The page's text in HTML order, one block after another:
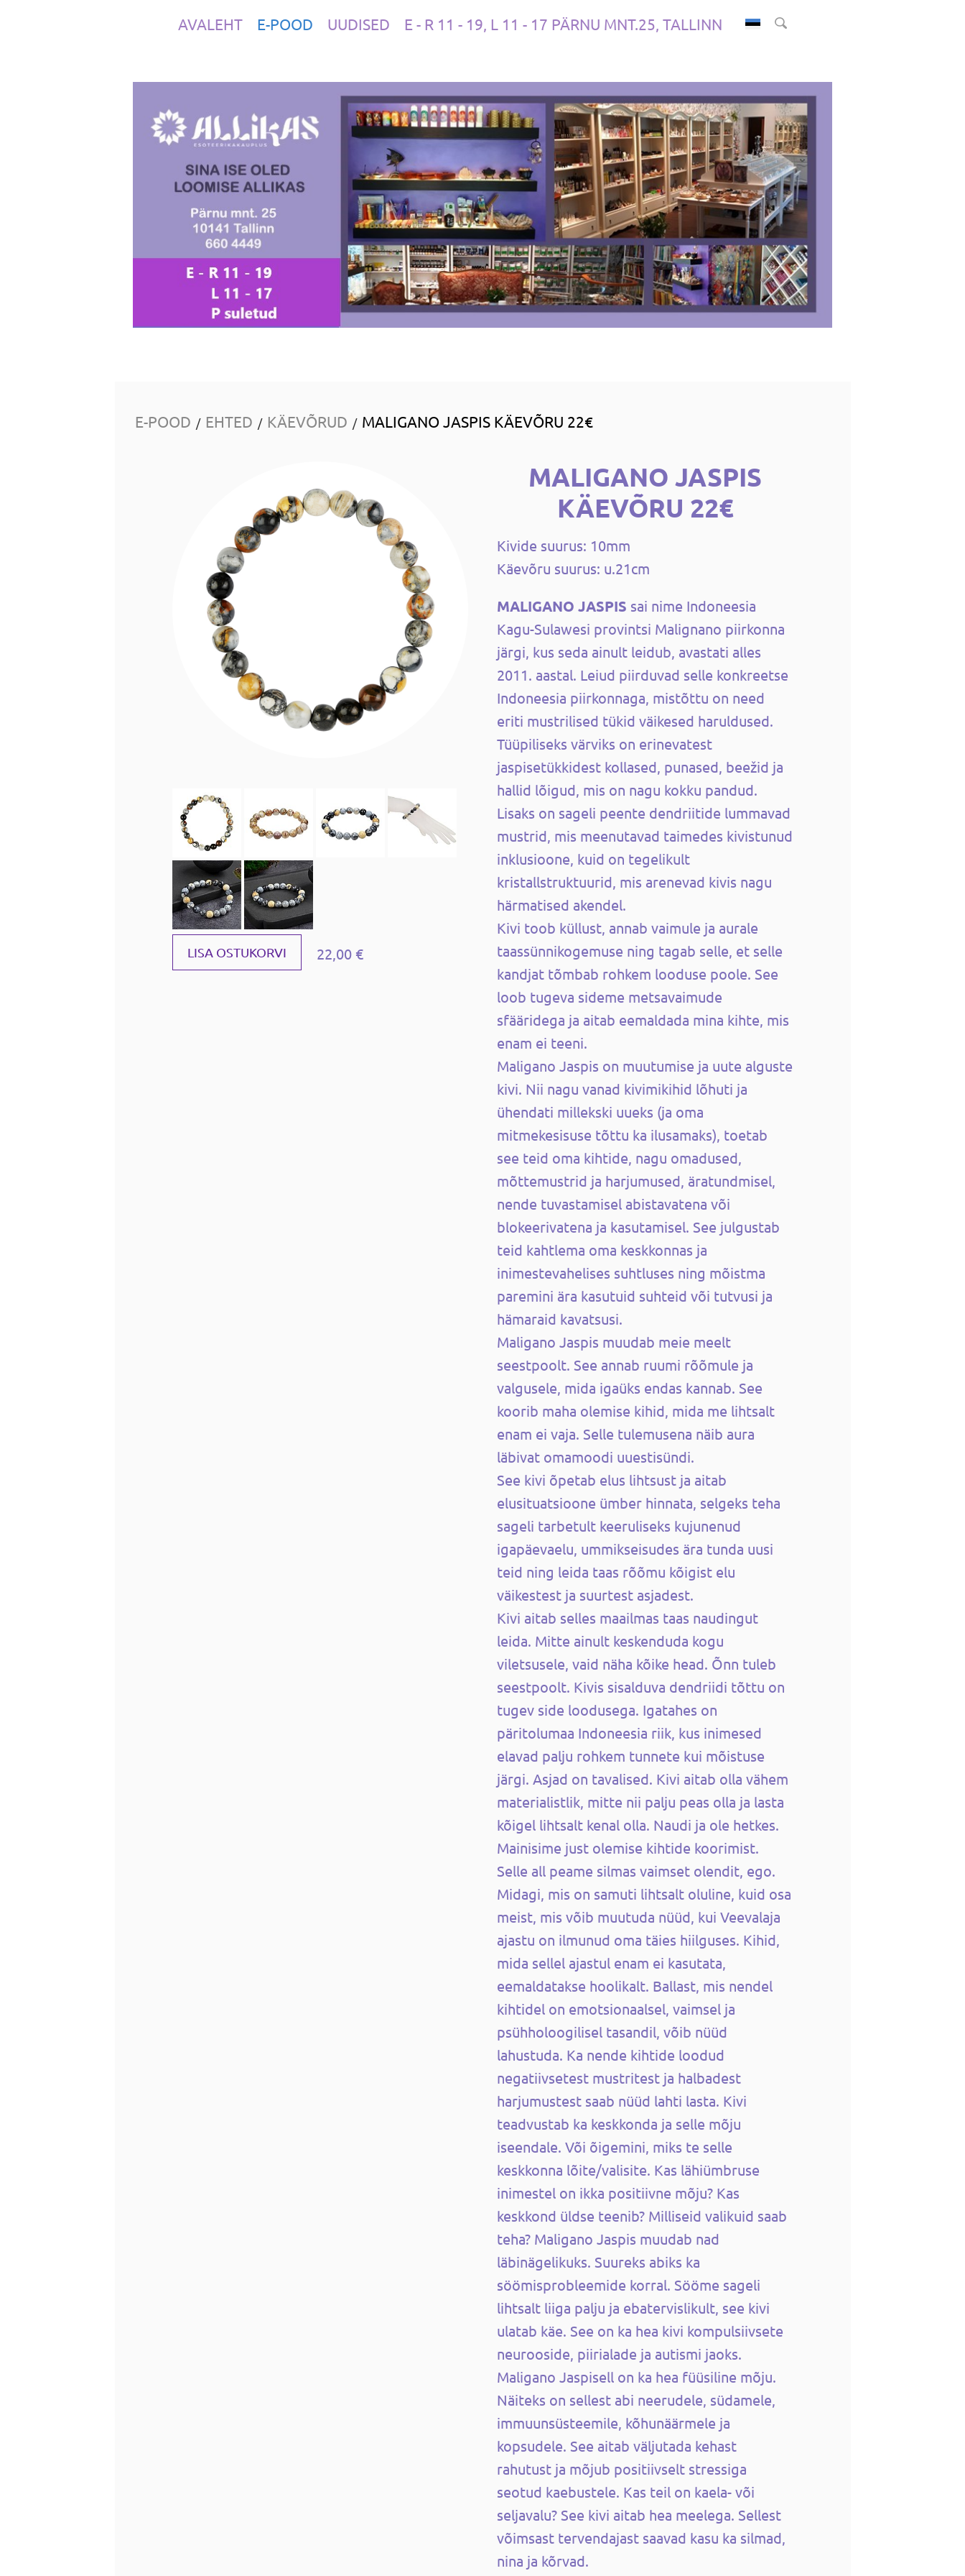
AVALEHT E-POOD UUDISED E - R 11 - 19, L 11 - 17 PÄRNU MNT.25, TALLINN
E-POOD / EHTED / KÄEVÕRUD / MALIGANO JASPIS KÄEVÕRU 22€
LISA OSTUKORVI 22,00 €
MALIGANO JASPIS
KÄEVÕRU 22€
Kivide suurus: 10mm
Käevõru suurus: u.21cm
MALIGANO JASPIS sai nime Indoneesia
Kagu-Sulawesi provintsi Malignano piirkonna
järgi, kus seda ainult leidub, avastati alles
2011. aastal. Leiud piirduvad selle konkreetse
Indoneesia piirkonnaga, mistõttu on need
eriti mustrilised tükid väikesed haruldused.
Tüüpiliseks värviks on erinevatest
jaspisetükkidest kollased, punased, beežid ja
hallid lõigud, mis on nagu kokku pandud.
Lisaks on sageli peente dendriitide lummavad
mustrid, mis meenutavad taimedes kivistunud
inklusioone, kuid on tegelikult
kristallstruktuurid, mis arenevad kivis nagu
härmatised akendel.
Kivi toob küllust, annab vaimule ja aurale
taassünnikogemuse ning tagab selle, et selle
kandjat tõmbab rohkem looduse poole. See
loob tugeva sideme metsavaimude
sfääridega ja aitab eemaldada mina kihte, mis
enam ei teeni.
Maligano Jaspis on muutumise ja uute alguste
kivi. Nii nagu vanad kivimikihid lõhuti ja
ühendati millekski uueks (ja oma
mitmekesisuse tõttu ka ilusamaks), toetab
see teid oma kihtide, nagu omadused,
mõttemustrid ja harjumused, äratundmisel,
nende tuvastamisel abistavatena või
blokeerivatena ja kasutamisel. See julgustab
teid kahtlema oma keskkonnas ja
inimestevahelises suhtluses ning mõistma
paremini ära kasutuid suhteid või tutvusi ja
hämaraid kavatsusi.
Maligano Jaspis muudab meie meelt
seestpoolt. See annab ruumi rõõmule ja
valgusele, mida igaüks endas kannab. See
koorib maha olemise kihid, mida me lihtsalt
enam ei vaja. Selle tulemusena näib aura
läbivat omamoodi uuestisündi.
See kivi õpetab elus lihtsust ja aitab
elusituatsioone ümber hinnata, selgeks teha
sageli tarbetult keeruliseks kujunenud
igapäevaelu, ummikseisudes ära tunda uusi
teid ning leida taas rõõmu kõigist elu
väikestest ja suurtest asjadest.
Kivi aitab selles maailmas taas naudingut
leida. Mitte ainult keskenduda kogu
viletsusele, vaid näha kõike head. Õnn tuleb
seestpoolt. Kivis sisalduva dendriidi tõttu on
tugev side loodusega. Igatahes on
päritolumaa Indoneesia riik, kus inimesed
elavad palju rohkem tunnete kui mõistuse
järgi. Asjad on tavalised. Kivi aitab olla vähem
materialistlik, mitte nii palju peas olla ja lasta
kõigel lihtsalt kenal olla. Naudi ja ole hetkes.
Mainisime just olemise kihtide koorimist.
Selle all peame silmas vaimset olendit, ego.
Midagi, mis on samuti lihtsalt oluline, kuid osa
meist, mis võib muutuda nüüd, kui Veevalaja
ajastu on ilmunud oma täies hiilguses. Kihid,
mida sellel ajastul enam ei kasutata,
eemaldatakse hoolikalt. Ballast, mis nendel
kihtidel on emotsionaalsel, vaimsel ja
psühholoogilisel tasandil, võib nüüd
lahustuda. Ka nende kihtide loodud
negatiivsetest mustritest ja halbadest
harjumustest saab nüüd lahti lasta. Kivi
teadvustab ka keskkonda ja selle mõju
iseendale. Või õigemini, miks te selle
keskkonna lõite/valisite. Kas lähiümbruse
inimestel on ikka positiivne mõju? Kas
keskkond üldse teenib? Milliseid valikuid saab
teha? Maligano Jaspis muudab nad
läbinägelikuks. Suureks abiks ka
söömisprobleemide korral. Sööme sageli
lihtsalt liiga palju ja ebatervislikult, see kivi
ulatab käe. See on ka hea kivi kompulsiivsete
neurooside, piirialade ja autismi jaoks.
Maligano Jaspisell on ka hea füüsiline mõju.
Näiteks on sellest abi neerudele, südamele,
immuunsüsteemile, kõhunäärmele ja
kopsudele. See aitab väljutada kehast
rahutust ja mõjub positiivselt stressiga
seotud kaebustele. Kas teil on kaela- või
seljavalu? See kivi aitab hea meelega. Sellest
võimsast tervendajast saavad kasu ka silmad,
nina ja kõrvad.